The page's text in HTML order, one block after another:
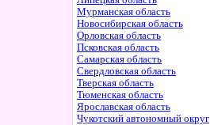
Мурманская область
Новосибирская область
Орловская область
Псковская область
Самарская область
Свердловская область
Тверская область
Тюменская область
Ярославская область
Чукотский автономный округ